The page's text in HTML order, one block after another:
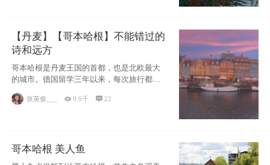
【丹麦】【哥本哈根】不能错过的
诗和远方
哥本哈根是丹麦王国的首都，也是北欧最大
的城市。德国留学三年以来，每次旅行都是
张英俊___ 9.0千 22
哥本哈根 美人鱼